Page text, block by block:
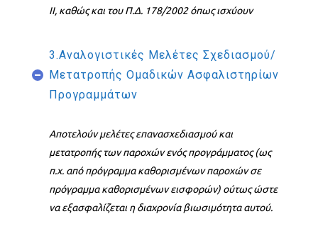
II, καθώς και του Π.Δ. 178/2002 όπως ισχύουν
3.Αναλογιστικές Μελέτες Σχεδιασμού/
Μετατροπής Ομαδικών Ασφαλιστηρίων
Προγραμμάτων
Αποτελούν μελέτες επανασχεδιασμού και
μετατροπής των παροχών ενός προγράμματος (ως
π.χ. από πρόγραμμα καθορισμένων παροχών σε
πρόγραμμα καθορισμένων εισφορών) ούτως ώστε
να εξασφαλίζεται η διαχρονία βιωσιμότητα αυτού.